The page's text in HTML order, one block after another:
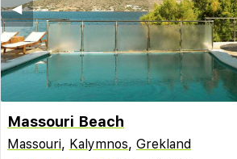
◀︎
Massouri Beach
Massouri, Kalymnos, Grekland